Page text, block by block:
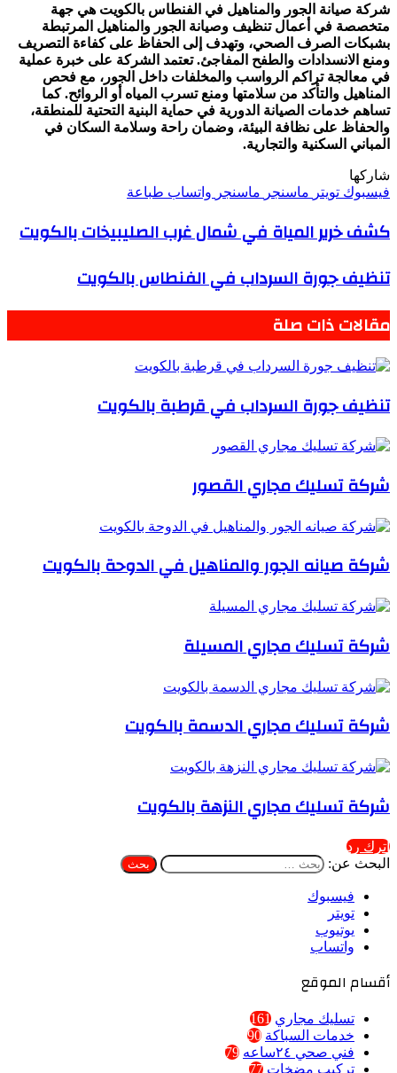
شركة صيانة الجور والمناهيل في الفنطاس بالكويت هي جهة
متخصصة في أعمال تنظيف وصيانة الجور والمناهيل المرتبطة
بشبكات الصرف الصحي، وتهدف إلى الحفاظ على كفاءة التصريف
ومنع الانسدادات والطفح المفاجئ. تعتمد الشركة على خبرة عملية
في معالجة تراكم الرواسب والمخلفات داخل الجور، مع فحص
المناهيل والتأكد من سلامتها ومنع تسرب المياه أو الروائح. كما
تساهم خدمات الصيانة الدورية في حماية البنية التحتية للمنطقة،
والحفاظ على نظافة البيئة، وضمان راحة وسلامة السكان في
المباني السكنية والتجارية.
شاركها
فيسبوك تويتر ماسنجر ماسنجر واتساب طباعة
كشف خرير المياة في شمال غرب الصليبيخات بالكويت
تنظيف جورة السرداب في الفنطاس بالكويت
مقالات ذات صلة
تنظيف جورة السرداب في قرطبة بالكويت
شركة تسليك مجاري القصور
شركة صيانه الجور والمناهيل في الدوحة بالكويت
شركة تسليك مجاري المسيلة
شركة تسليك مجاري الدسمة بالكويت
شركة تسليك مجاري النزهة بالكويت
اترك رد
البحث عن:
فيسبوك
تويتر
يوتيوب
واتساب
أقسام الموقع
تسليك مجاري 161
خدمات السباكة 90
فني صحي ٢٤ساعه
79
تركيب مضخات 77